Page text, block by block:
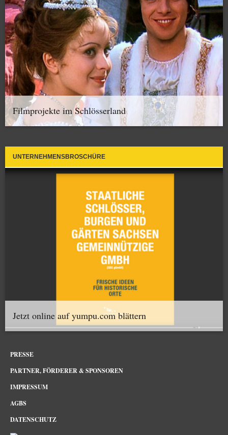
Filmprojekte im Schlösserland
UNTERNEHMENSBROSCHÜRE
Jetzt online auf yumpu.com blättern
PRESSE
PARTNER, FÖRDERER & SPONSOREN
IMPRESSUM
AGBS
DATENSCHUTZ